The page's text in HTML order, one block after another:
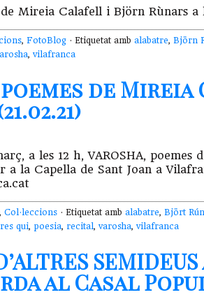
Mireia Calafell i Björn Rùnars a
, FotoBlog · Etiquetat amb alabatre, Björn
, vilafranca
poemes de
a les 12 h, VAROSHA,
la Capella de Sant Joan a
, Col·leccions · Etiquetat amb alabatre, Björt
qui, poesia, recital, varosha, vilafranca
al Casal